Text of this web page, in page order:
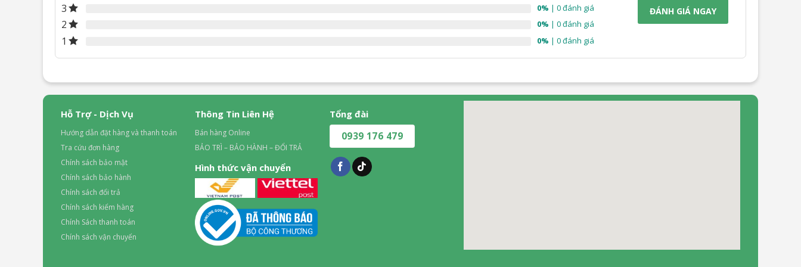
3 0% | 0 đánh giá
2 0% | 0 đánh giá
1 0% | 0 đánh giá
ĐÁNH GIÁ NGAY
Hỗ Trợ - Dịch Vụ
Hướng dẫn đặt hàng và thanh toán
Tra cứu đơn hàng
Chính sách bảo mật
Chính sách bảo hành
Chính sách đổi trả
Chính sách kiểm hàng
Chính Sách thanh toán
Chính sách vận chuyển
Thông Tin Liên Hệ
Bán hàng Online
BẢO TRÌ – BẢO HÀNH – ĐỔI TRẢ
Hình thức vận chuyển
Tổng đài
0939 176 479